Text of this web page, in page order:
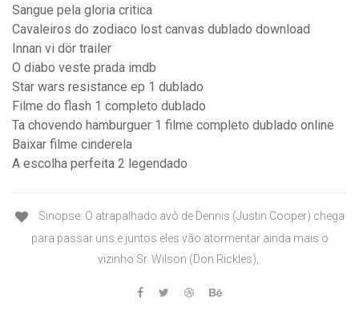
Sangue pela gloria critica
Cavaleiros do zodiaco lost canvas dublado download
Innan vi dör trailer
O diabo veste prada imdb
Star wars resistance ep 1 dublado
Filme do flash 1 completo dublado
Ta chovendo hamburguer 1 filme completo dublado online
Baixar filme cinderela
A escolha perfeita 2 legendado
Sinopse: O atrapalhado avô de Dennis (Justin Cooper) chega
para passar uns e juntos eles vão atormentar ainda mais o
vizinho Sr. Wilson (Don Rickles),